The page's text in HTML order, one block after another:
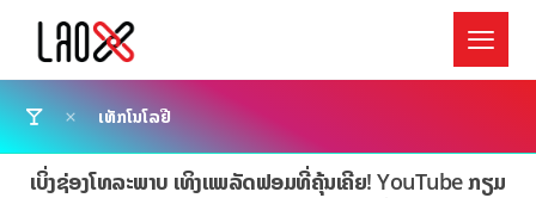
ເທັກໂນໂລຢີ
ເບິ່ງຊ່ອງໂທລະພາບ ເທິງແພລັດຟອມທີ່ຄຸ້ນເຄີຍ! YouTube ກຽມ